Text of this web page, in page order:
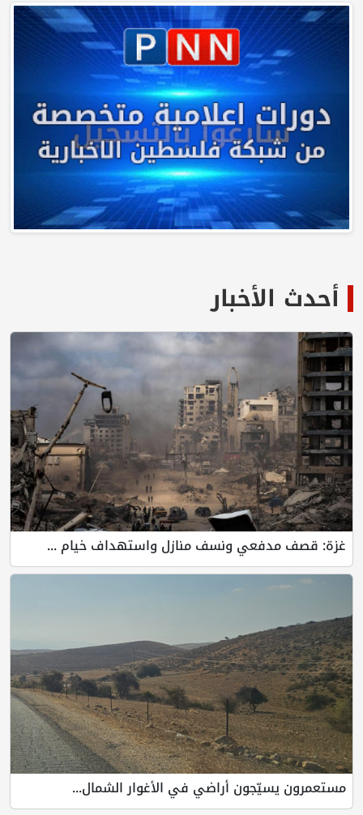
أحدث الأخبار
غزة: قصف مدفعي ونسف منازل واستهداف خيام ...
مستعمرون يسيّجون أراضي في الأغوار الشمال...